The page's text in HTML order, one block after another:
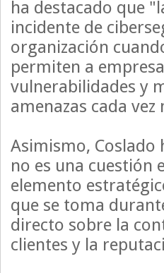
ha destacado que
incidente de
organización
permiten a
vulnerabilidades y
amenazas cada
Asimismo, Coslado
no es una cuestión
elemento
que se toma
directo sobre la
clientes y la